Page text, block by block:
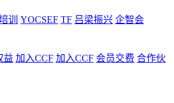
训 YOCSEF TF 吕梁振兴 企智会
益 加入CCF 加入CCF 会员交费 合作伙